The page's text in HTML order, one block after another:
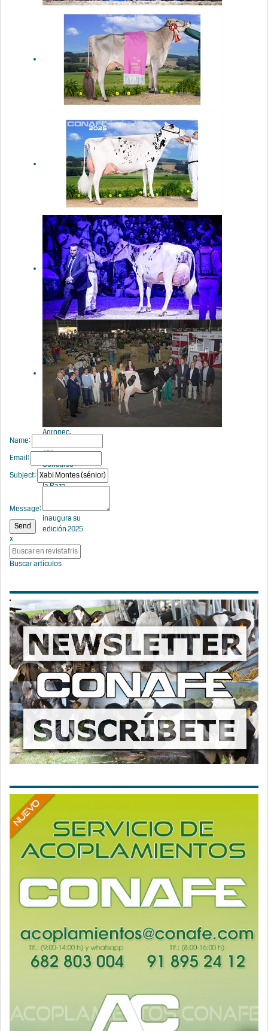
Cancelado el
Concurso
Nacional de
Frisona
CONAFE 2026
Justo BS
Belinda
Fastias),
Vaca Gran
Campeona
Nacional de
Raza Parda
2025
Fotos
oficiales del
45 Concurso
Nacional de
la Raza
Frisona
CONAFE 2025
Venturo
Happen
Rosani (Casa
Venturo)
gana para
Asturias el
Concurso
Nacional de
Raza Frisona
Agropec,
45º
Concurso
Nacional de
la Raza
inaugura su
edición 2025
Name:
Email:
Subject:
Message:
x
Buscar artículos